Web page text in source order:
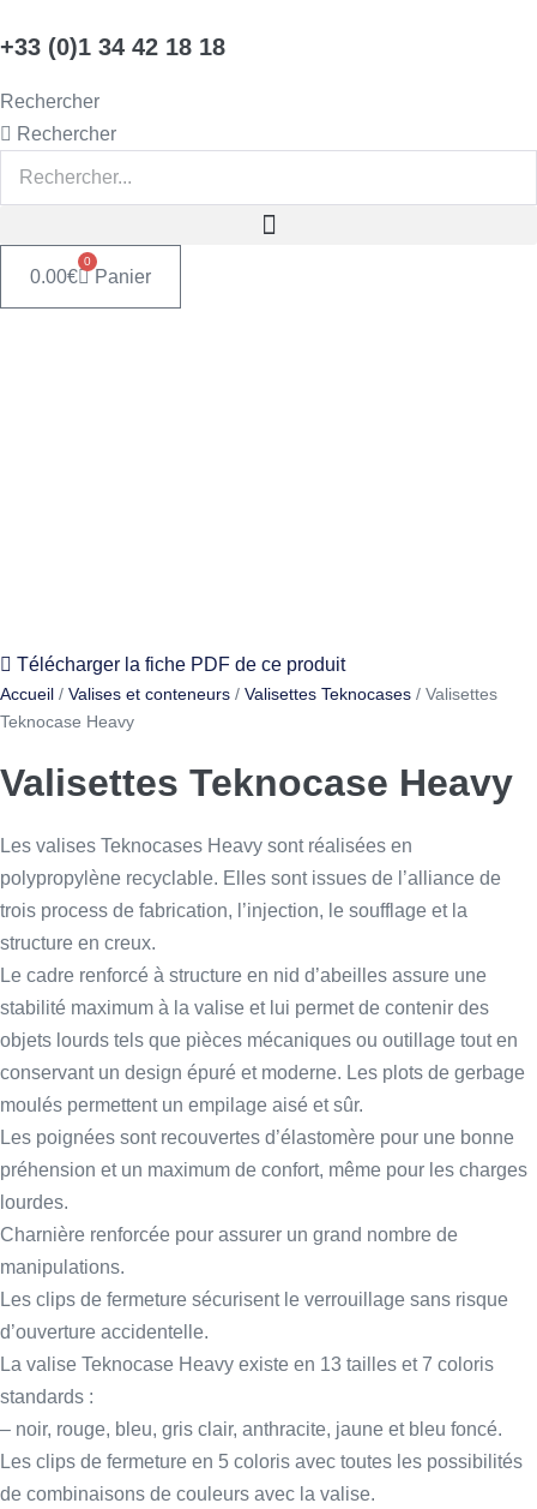
au
+33 (0)1 34 42 18 18
Rechercher
Rechercher
0.00€
0
Panier
Télécharger la fiche PDF de ce produit
Accueil / Valises et conteneurs / Valisettes Teknocases / Valisettes
Teknocase Heavy
Valisettes Teknocase Heavy
Les valises Teknocases Heavy sont réalisées en
polypropylène recyclable. Elles sont issues de l’alliance de
trois process de fabrication, l’injection, le soufflage et la
structure en creux.
Le cadre renforcé à structure en nid d’abeilles assure une
stabilité maximum à la valise et lui permet de contenir des
objets lourds tels que pièces mécaniques ou outillage tout en
conservant un design épuré et moderne. Les plots de gerbage
moulés permettent un empilage aisé et sûr.
Les poignées sont recouvertes d’élastomère pour une bonne
préhension et un maximum de confort, même pour les charges
lourdes.
Charnière renforcée pour assurer un grand nombre de
manipulations.
Les clips de fermeture sécurisent le verrouillage sans risque
d’ouverture accidentelle.
La valise Teknocase Heavy existe en 13 tailles et 7 coloris
standards :
– noir, rouge, bleu, gris clair, anthracite, jaune et bleu foncé.
Les clips de fermeture en 5 coloris avec toutes les possibilités
de combinaisons de couleurs avec la valise.